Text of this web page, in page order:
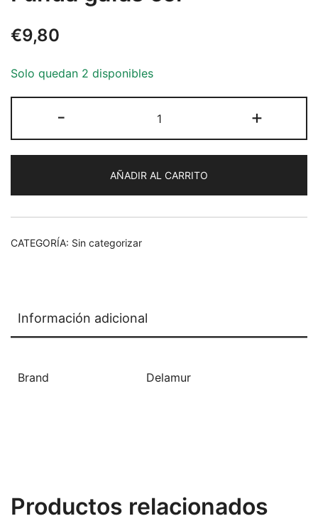
€9,80
Solo quedan 2 disponibles
-
gafas
cor
+
AÑADIR AL CARRITO
CATEGORÍA: Sin categorizar
Información adicional
Brand Delamur
Productos relacionados